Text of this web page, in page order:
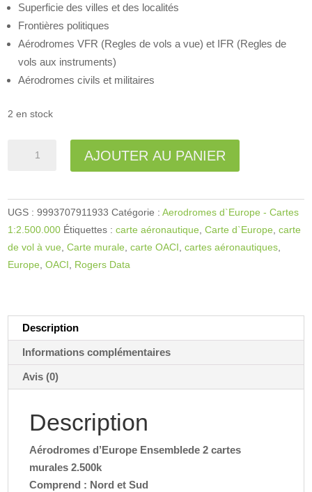
Superficie des villes et des localités
Frontières politiques
Aérodromes VFR (Regles de vols a vue) et IFR (Regles de
vols aux instruments)
Aérodromes civils et militaires
2 en stock
d'Europe
Ensemble
de
2
cartes
AJOUTER AU PANIER
e
r
n
a
:
UGS :9993707911933 Catégorie :Aerodromes d`Europe - Cartes
1:2.500.000 Étiquettes :carte aéronautique ,Carte d`Europe ,carte
de vol à vue ,Carte murale ,carte OACI ,cartes aéronautiques
Europe ,OACI Rogers Data
Description
Informations complémentaires
Avis (0)
Description
Aérodromes d’Europe Ensemblede 2 cartes
murales 2.500k
Comprend : Nord et Sud